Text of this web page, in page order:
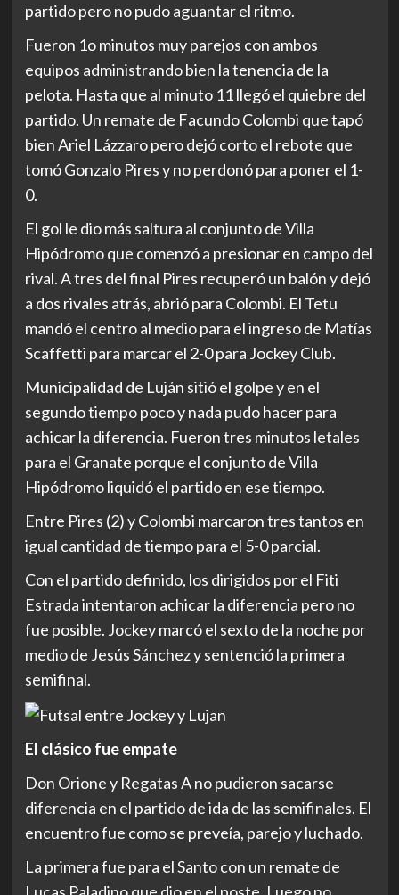
partido pero no pudo aguantar el ritmo.
Fueron 1o minutos muy parejos con ambos
equipos administrando bien la tenencia de la
pelota. Hasta que al minuto 11 llegó el quiebre del
partido. Un remate de Facundo Colombi que tapó
bien Ariel Lázzaro pero dejó corto el rebote que
tomó Gonzalo Pires y no perdonó para poner el 1-
0.
El gol le dio más saltura al conjunto de Villa
Hipódromo que comenzó a presionar en campo del
rival. A tres del final Pires recuperó un balón y dejó
a dos rivales atrás, abrió para Colombi. El Tetu
mandó el centro al medio para el ingreso de Matías
Scaffetti para marcar el 2-0 para Jockey Club.
Municipalidad de Luján sitió el golpe y en el
segundo tiempo poco y nada pudo hacer para
achicar la diferencia. Fueron tres minutos letales
para el Granate porque el conjunto de Villa
Hipódromo liquidó el partido en ese tiempo.
Entre Pires (2) y Colombi marcaron tres tantos en
igual cantidad de tiempo para el 5-0 parcial.
Con el partido definido, los dirigidos por el Fiti
Estrada intentaron achicar la diferencia pero no
fue posible. Jockey marcó el sexto de la noche por
medio de Jesús Sánchez y sentenció la primera
semifinal.
El clásico fue empate
Don Orione y Regatas A no pudieron sacarse
diferencia en el partido de ida de las semifinales. El
encuentro fue como se preveía, parejo y luchado.
La primera fue para el Santo con un remate de